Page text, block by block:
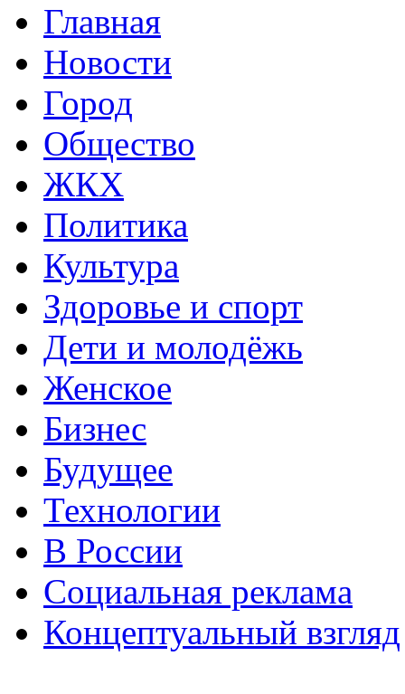
Главная
Новости
Город
Общество
ЖКХ
Политика
Культура
Здоровье и спорт
Дети и молодёжь
Женское
Бизнес
Будущее
Технологии
В России
Социальная реклама
Концептуальный взгляд